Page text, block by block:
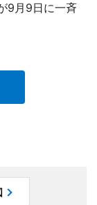
9月9日に一斉